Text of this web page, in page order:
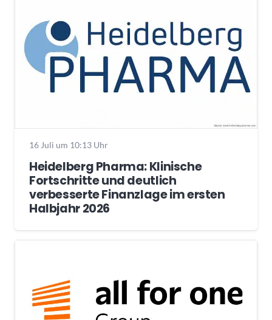
16 Juli um 10:13 Uhr
Heidelberg Pharma: Klinische
Fortschritte und deutlich
verbesserte Finanzlage im ersten
Halbjahr 2026